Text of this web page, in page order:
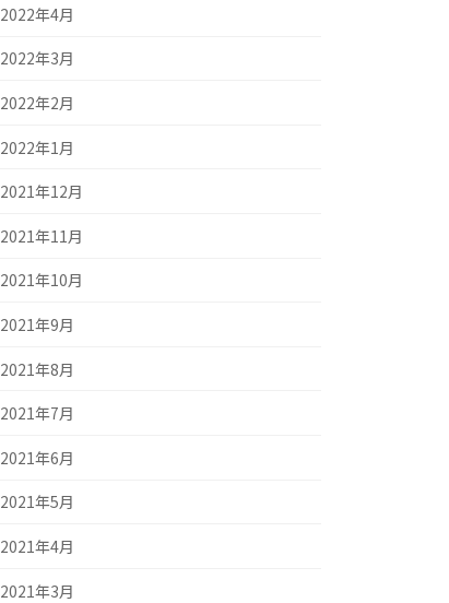
2022年4月
2022年3月
2022年2月
2022年1月
2021年12月
2021年11月
2021年10月
2021年9月
2021年8月
2021年7月
2021年6月
2021年5月
2021年4月
2021年3月